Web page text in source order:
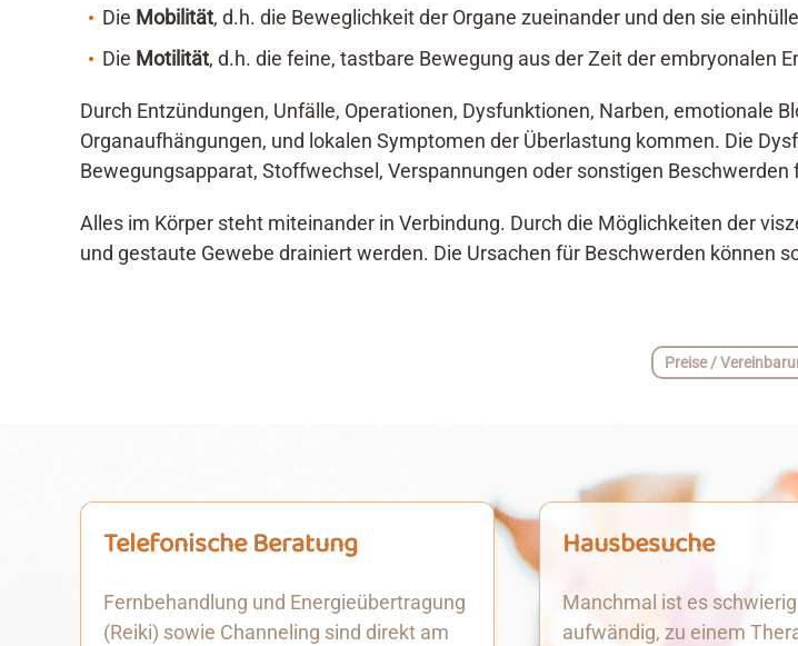
Die Mobilität, d.h. die Beweglichkeit der Organe zueinander und den sie
Die Motilität, d.h. die feine, tastbare Bewegung aus der Zeit der embryonalen
Durch Entzündungen, Unfälle, Operationen, Dysfunktionen, Narben, emotionale
Organaufhängungen, und lokalen Symptomen der Überlastung kommen. Die
Bewegungsapparat, Stoffwechsel, Verspannungen oder sonstigen Beschwerden
Alles im Körper steht miteinander in Verbindung. Durch die Möglichkeiten der
und gestaute Gewebe drainiert werden. Die Ursachen für Beschwerden können
Preise /
Telefonische Beratung
Fernbehandlung und Energieübertragung
(Reiki) sowie Channeling sind direkt am
Hausbesuche
Manchmal ist es
aufwändig, zu einem